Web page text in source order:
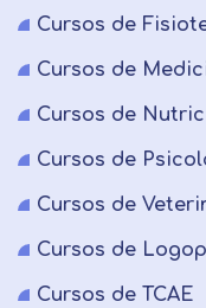
Cursos de
Cursos de
Cursos de
Cursos de
Cursos de
Cursos de
Cursos de TCAE